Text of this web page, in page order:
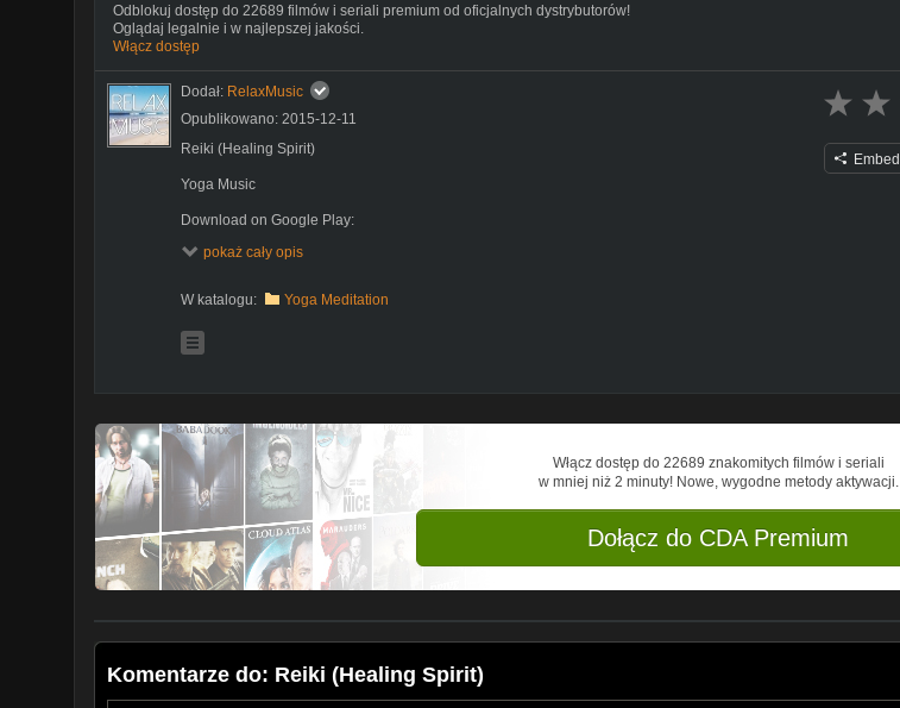
Odblokuj dostęp do 22689 filmów i seriali premium od oficjalnych dystrybutorów!
Oglądaj legalnie i w najlepszej jakości.
Włącz dostęp
Dodał: RelaxMusic
Opublikowano: 2015-12-11
Reiki (Healing Spirit)
Yoga Music
Download on Google Play:
_Rela?id=Bxommhjkh3om6nqu4jkiqbz32m4&hl=pl
Download on iTunes:
https://itunes.apple.com/gb/album/yoga-meditation-50-tracks/id1056271810
SUBSCRIBE:
pokaż cały opis
W katalogu: Yoga Meditation
Embed
Włącz dostęp do 22689 znakomitych filmów i seriali
w mniej niż 2 minuty! Nowe, wygodne metody aktywacji.
Dołącz do CDA Premium
Komentarze do: Reiki (Healing Spirit)